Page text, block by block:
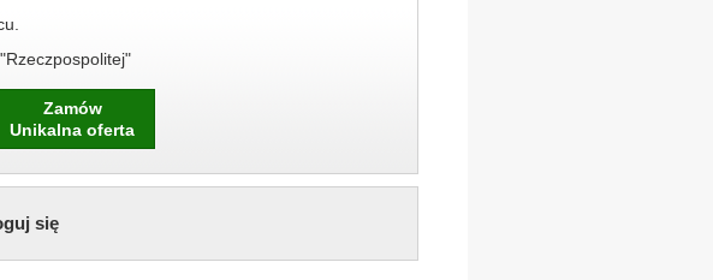
Zamów
Unikalna oferta
się